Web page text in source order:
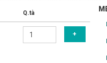
Q.tà